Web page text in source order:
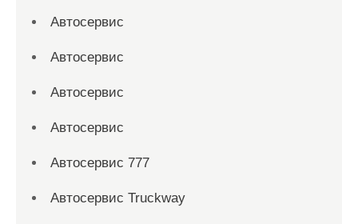
Автосервис
Автосервис
Автосервис
Автосервис
Автосервис 777
Автосервис Truckway